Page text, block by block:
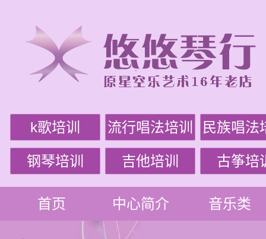
k歌培训 流行唱法培训 民族唱法
钢琴培训 吉他培训 古筝培
首页 中心简介 音乐类